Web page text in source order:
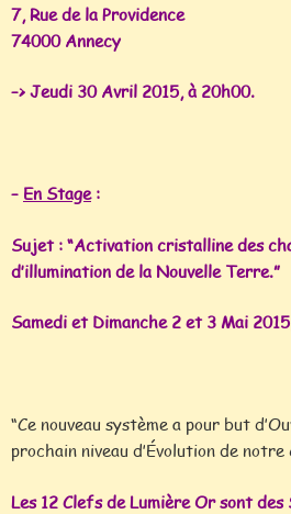
7, Rue de la Providence
74000 Annecy
–> Jeudi 30 Avril 2015, à 20h00.
– En Stage:
Sujet : “Activation cristalline des
d’illumination de la Nouvelle Terre.”
Samedi et Dimanche 2 et 3 Mai
“Ce nouveau système a pour but
prochain niveau d’Évolution de
Les 12 Clefs de Lumière Or sont des